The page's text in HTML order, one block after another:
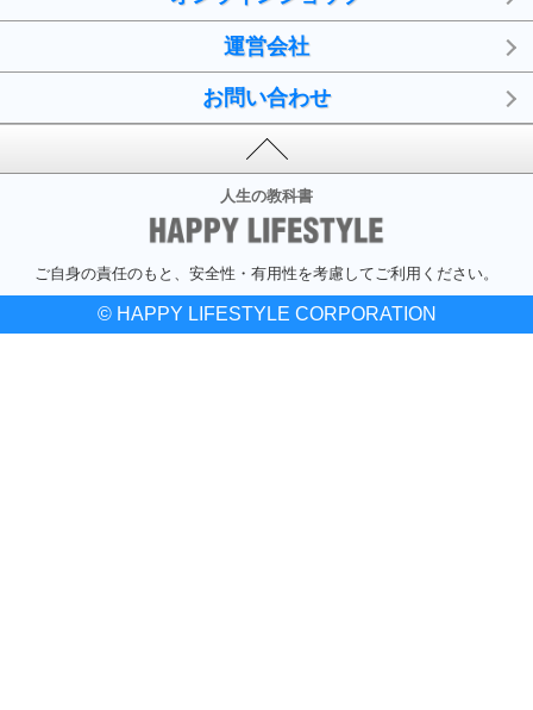
運営会社
お問い合わせ
人生の教科書
ご自身の責任のもと、安全性・有用性を考慮してご利用ください。
© HAPPY LIFESTYLE CORPORATION